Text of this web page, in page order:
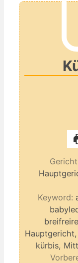
Keyword:
kürbis,